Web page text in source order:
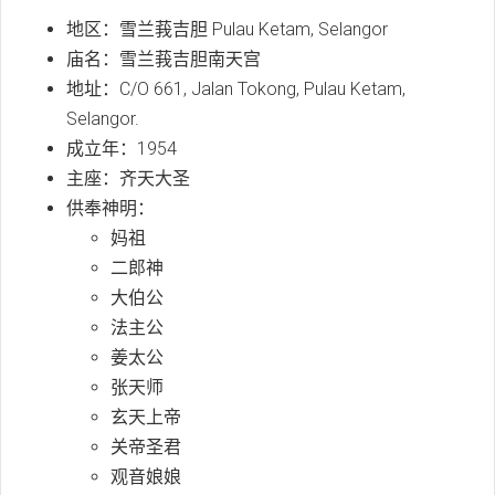
地区：雪兰莪吉胆 Pulau Ketam, Selangor
庙名：雪兰莪吉胆南天宫
地址：C/O 661, Jalan Tokong, Pulau Ketam,
Selangor.
成立年：1954
主座：齐天大圣
供奉神明：
妈祖
二郎神
大伯公
法主公
姜太公
张天师
玄天上帝
关帝圣君
观音娘娘